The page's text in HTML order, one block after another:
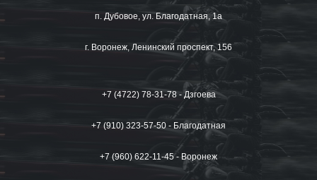
п. Дубовое, ул. Благодатная, 1а
г. Воронеж, Ленинский проспект, 156
+7 (4722) 78-31-78 - Дзгоева
+7 (910) 323-57-50 - Благодатная
+7 (960) 622-11-45 - Воронеж